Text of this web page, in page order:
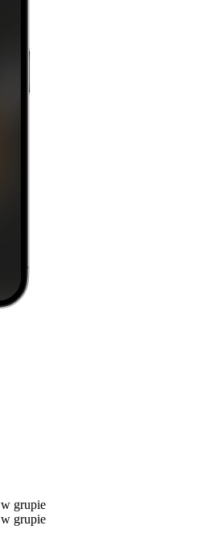
grupie
grupie